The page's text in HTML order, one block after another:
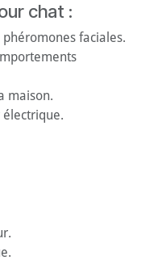
chat :
faciales.
maison.